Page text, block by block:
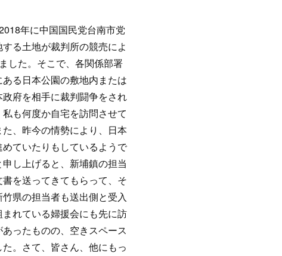
年に中国国民党台南市党
る土地が裁判所の競売によ
した。そこで、各関係部署
る日本公園の敷地内または
府を相手に裁判闘争をされ
も何度か自宅を訪問させて
、昨今の情勢により、日本
ていたりもしているようで
し上げると、新埔鎮の担当
を送ってきてもらって、そ
県の担当者も送出側と受入
れている婦援会にも先に訪
ったものの、空きスペース
。さて、皆さん、他にもっ